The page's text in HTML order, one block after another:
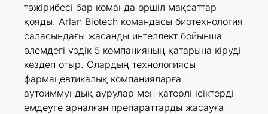
тәжірибесі бар команда өршіл мақсаттар
қояды. Arlan Biotech командасы биотехнология
саласындағы жасанды интеллект бойынша
әлемдегі үздік 5 компанияның қатарына кіруді
көздеп отыр. Олардың технологиясы
фармацевтикалық компанияларға
аутоиммундық аурулар мен қатерлі ісіктерді
емдеуге арналған препараттарды жасауға